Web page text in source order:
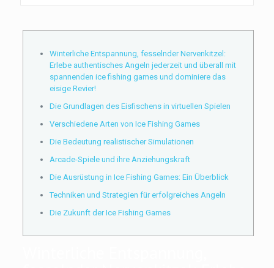
Winterliche Entspannung, fesselnder Nervenkitzel:
Erlebe authentisches Angeln jederzeit und überall mit
spannenden ice fishing games und dominiere das
eisige Revier!
Die Grundlagen des Eisfischens in virtuellen Spielen
Verschiedene Arten von Ice Fishing Games
Die Bedeutung realistischer Simulationen
Arcade-Spiele und ihre Anziehungskraft
Die Ausrüstung in Ice Fishing Games: Ein Überblick
Techniken und Strategien für erfolgreiches Angeln
Die Zukunft der Ice Fishing Games